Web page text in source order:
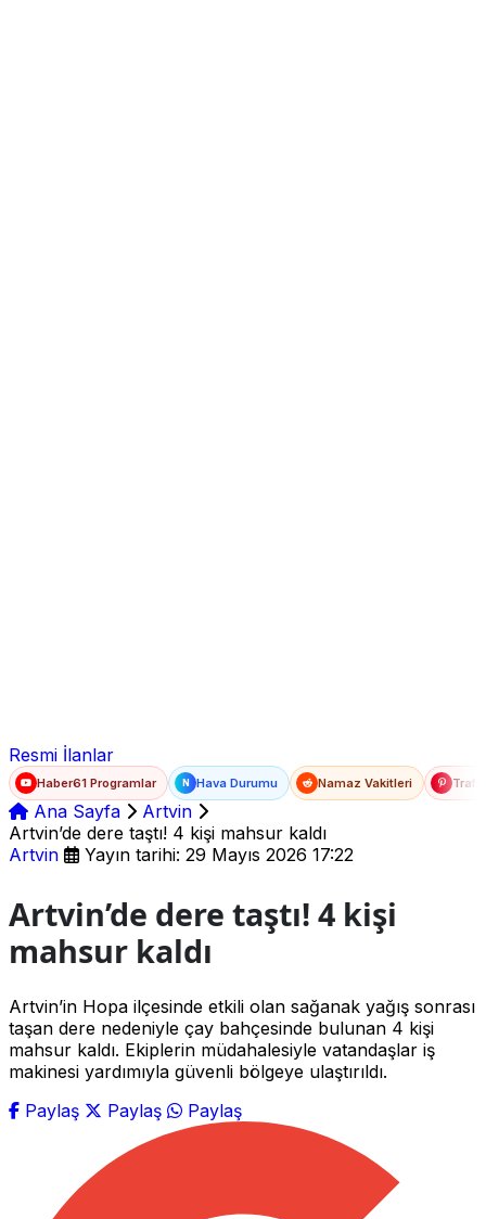
Resmi İlanlar
Haber61 Programlar N Hava Durumu Namaz Vakitleri
Ana Sayfa
Artvin
Artvin’de dere taştı! 4 kişi mahsur kaldı
Artvin
Yayın tarihi: 29 Mayıs 2026 17:22
Artvin’de dere taştı! 4 kişi
mahsur kaldı
Artvin’in Hopa ilçesinde etkili olan sağanak yağış sonrası
taşan dere nedeniyle çay bahçesinde bulunan 4 kişi
mahsur kaldı. Ekiplerin müdahalesiyle vatandaşlar iş
makinesi yardımıyla güvenli bölgeye ulaştırıldı.
Paylaş
Paylaş Paylaş